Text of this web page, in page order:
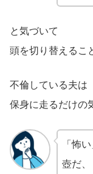
と気づいて
頭を切り替えるこ
不倫している夫は
保身に走るだけの
「怖
壺だ、